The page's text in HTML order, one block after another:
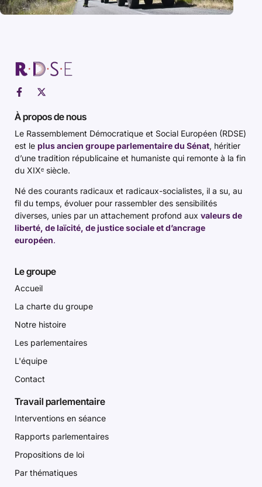
À propos de nous
Le Rassemblement Démocratique et Social Européen (RDSE)
est le plus ancien groupe parlementaire du Sénat, héritier
d’une tradition républicaine et humaniste qui remonte à la fin
du XIXᵉ siècle.
Né des courants radicaux et radicaux-socialistes, il a su, au
fil du temps, évoluer pour rassembler des sensibilités
diverses, unies par un attachement profond aux valeurs de
liberté, de laïcité, de justice sociale et d’ancrage
européen.
Le groupe
Accueil
La charte du groupe
Notre histoire
Les parlementaires
L'équipe
Contact
Travail parlementaire
Interventions en séance
Rapports parlementaires
Propositions de loi
Par thématiques